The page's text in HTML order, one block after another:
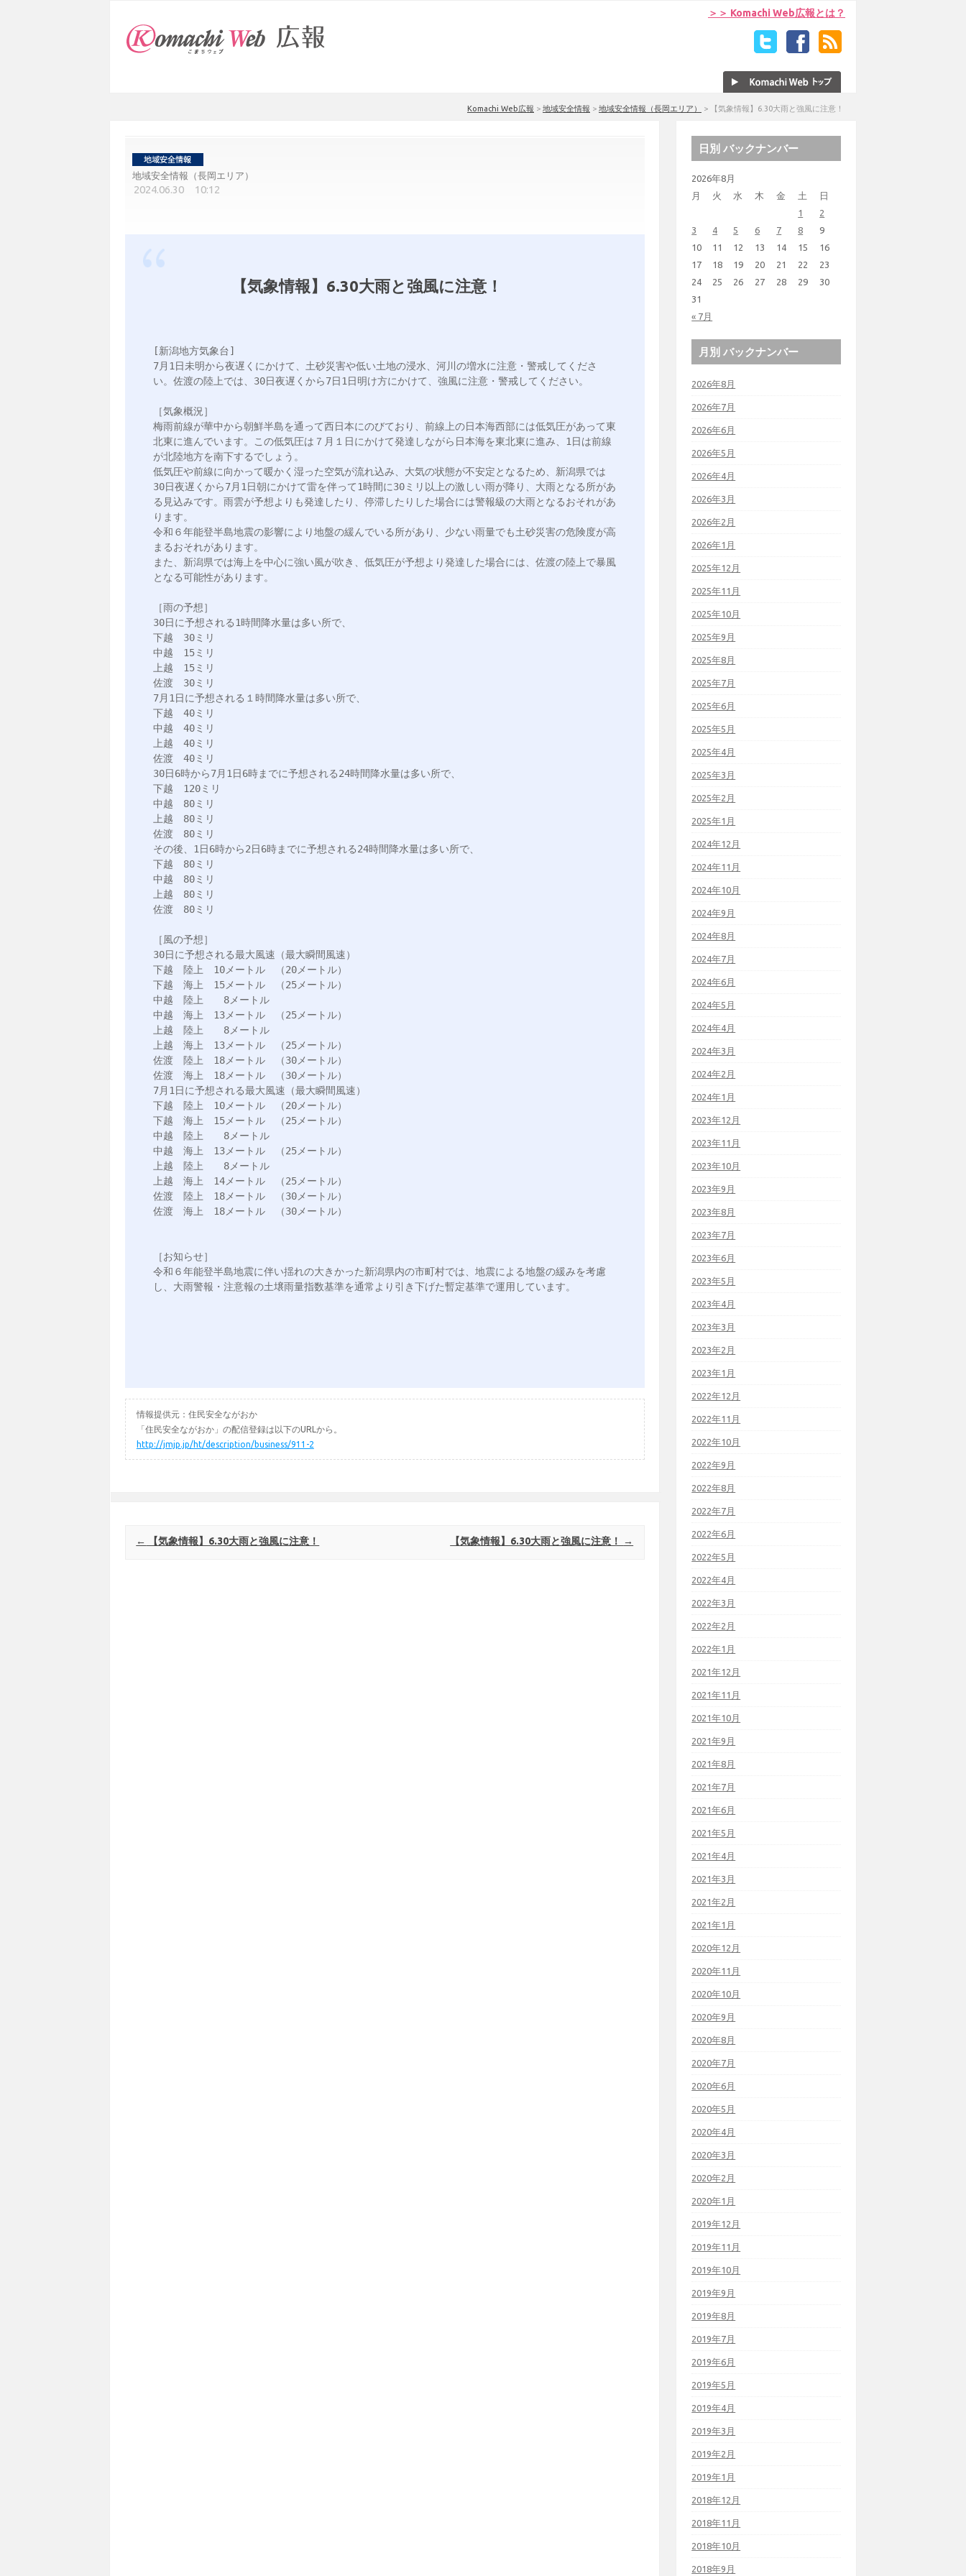
＞＞ Komachi Web広報とは？
Komachi Web広報 > 地域安全情報 > 地域安全情報（長岡エリア） > 【気象情報】6.30大雨と強風に注意！
地域安全情報（長岡エリア）
2024.06.30 10:12
【気象情報】6.30大雨と強風に注意！
[新潟地方気象台]
7月1日未明から夜遅くにかけて、土砂災害や低い土地の浸水、河川の増水に注意・警戒してくださ
い。佐渡の陸上では、30日夜遅くから7日1日明け方にかけて、強風に注意・警戒してください。
［気象概況］
梅雨前線が華中から朝鮮半島を通って西日本にのびており、前線上の日本海西部には低気圧があって東
北東に進んでいます。この低気圧は７月１日にかけて発達しながら日本海を東北東に進み、1日は前線
が北陸地方を南下するでしょう。
低気圧や前線に向かって暖かく湿った空気が流れ込み、大気の状態が不安定となるため、新潟県では
30日夜遅くから7月1日朝にかけて雷を伴って1時間に30ミリ以上の激しい雨が降り、大雨となる所があ
る見込みです。雨雲が予想よりも発達したり、停滞したりした場合には警報級の大雨となるおそれがあ
ります。
令和６年能登半島地震の影響により地盤の緩んでいる所があり、少ない雨量でも土砂災害の危険度が高
まるおそれがあります。
また、新潟県では海上を中心に強い風が吹き、低気圧が予想より発達した場合には、佐渡の陸上で暴風
となる可能性があります。
［雨の予想］
30日に予想される1時間降水量は多い所で、
下越　30ミリ
中越　15ミリ
上越　15ミリ
佐渡　30ミリ
7月1日に予想される１時間降水量は多い所で、
下越　40ミリ
中越　40ミリ
上越　40ミリ
佐渡　40ミリ
30日6時から7月1日6時までに予想される24時間降水量は多い所で、
下越　120ミリ
中越　80ミリ
上越　80ミリ
佐渡　80ミリ
その後、1日6時から2日6時までに予想される24時間降水量は多い所で、
下越　80ミリ
中越　80ミリ
上越　80ミリ
佐渡　80ミリ
［風の予想］
30日に予想される最大風速（最大瞬間風速）
下越　陸上　10メートル　（20メートル）
下越　海上　15メートル　（25メートル）
中越　陸上　　8メートル
中越　海上　13メートル　（25メートル）
上越　陸上　　8メートル
上越　海上　13メートル　（25メートル）
佐渡　陸上　18メートル　（30メートル）
佐渡　海上　18メートル　（30メートル）
7月1日に予想される最大風速（最大瞬間風速）
下越　陸上　10メートル　（20メートル）
下越　海上　15メートル　（25メートル）
中越　陸上　　8メートル
中越　海上　13メートル　（25メートル）
上越　陸上　　8メートル
上越　海上　14メートル　（25メートル）
佐渡　陸上　18メートル　（30メートル）
佐渡　海上　18メートル　（30メートル）
［お知らせ］
令和６年能登半島地震に伴い揺れの大きかった新潟県内の市町村では、地震による地盤の緩みを考慮
し、大雨警報・注意報の土壌雨量指数基準を通常より引き下げた暫定基準で運用しています。
情報提供元：住民安全ながおか
「住民安全ながおか」の配信登録は以下のURLから。
http://jmjp.jp/ht/description/business/911-2
Post navigation
← 【気象情報】6.30大雨と強風に注意！ 【気象情報】6.30大雨と強風に注意！ →
日別 バックナンバー
2026年8月
月
火 水 木 金 土 日
« 7月
1
2
3
4 5 6 7 8
9
10
11 12 13 14 15
16
17
18 19 20 21 22
23
24
25 26 27 28 29
30
31
月別 バックナンバー
2026年8月
2026年7月
2026年6月
2026年5月
2026年4月
2026年3月
2026年2月
2026年1月
2025年12月
2025年11月
2025年10月
2025年9月
2025年8月
2025年7月
2025年6月
2025年5月
2025年4月
2025年3月
2025年2月
2025年1月
2024年12月
2024年11月
2024年10月
2024年9月
2024年8月
2024年7月
2024年6月
2024年5月
2024年4月
2024年3月
2024年2月
2024年1月
2023年12月
2023年11月
2023年10月
2023年9月
2023年8月
2023年7月
2023年6月
2023年5月
2023年4月
2023年3月
2023年2月
2023年1月
2022年12月
2022年11月
2022年10月
2022年9月
2022年8月
2022年7月
2022年6月
2022年5月
2022年4月
2022年3月
2022年2月
2022年1月
2021年12月
2021年11月
2021年10月
2021年9月
2021年8月
2021年7月
2021年6月
2021年5月
2021年4月
2021年3月
2021年2月
2021年1月
2020年12月
2020年11月
2020年10月
2020年9月
2020年8月
2020年7月
2020年6月
2020年5月
2020年4月
2020年3月
2020年2月
2020年1月
2019年12月
2019年11月
2019年10月
2019年9月
2019年8月
2019年7月
2019年6月
2019年5月
2019年4月
2019年3月
2019年2月
2019年1月
2018年12月
2018年11月
2018年10月
2018年9月